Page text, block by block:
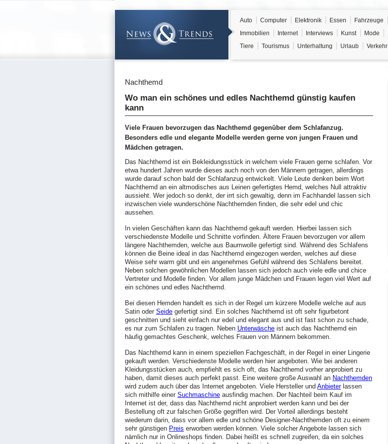
Auto Computer Elektronik Essen Fahrzeuge
Immobilien
Internet Interviews Kunst Mode
Tiere
Tourismus Unterhaltung Urlaub Verkehr
Nachthemd
Wo man ein schönes und edles Nachthemd günstig kaufen
kann
Viele Frauen bevorzugen das Nachthemd gegenüber dem Schlafanzug.
Besonders edle und elegante Modelle werden gerne von jungen Frauen und
Mädchen getragen.
Das Nachthemd ist ein Bekleidungsstück in welchem viele Frauen gerne schlafen. Vor
etwa hundert Jahren wurde dieses auch noch von den Männern getragen, allerdings
wurde darauf schon bald der Schlafanzug entwickelt. Viele Leute denken beim Wort
Nachthemd an ein altmodisches aus Leinen gefertigtes Hemd, welches Null attraktiv
aussieht. Wer jedoch so denkt, der irrt sich gewaltig, denn im Fachhandel lassen sich
inzwischen viele wunderschöne Nachthemden finden, die sehr edel und chic
aussehen.
In vielen Geschäften kann das Nachthemd gekauft werden. Hierbei lassen sich
verschiedenste Modelle und Schnitte vorfinden. Ältere Frauen bevorzugen vor allem
längere Nachthemden, welche aus Baumwolle gefertigt sind. Während des Schlafens
können die Beine ideal in das Nachthemd eingezogen werden, welches auf diese
Weise sehr warm gibt und ein angenehmes Gefühl während des Schlafens bereitet.
Neben solchen gewöhnlichen Modellen lassen sich jedoch auch viele edle und chice
Vertreter und Modelle finden. Vor allem junge Mädchen und Frauen legen viel Wert auf
ein schönes und edles Nachthemd.
Bei diesen Hemden handelt es sich in der Regel um kürzere Modelle welche auf aus
Satin oder Seide gefertigt sind. Ein solches Nachthemd ist oft sehr figurbetont
geschnitten und sieht einfach nur edel und elegant aus und ist fast schon zu schade,
es nur zum Schlafen zu tragen. Neben Unterwäsche ist auch das Nachthemd ein
häufig gemachtes Geschenk, welches Frauen von Männern bekommen.
Das Nachthemd kann in einem speziellen Fachgeschäft, in der Regel in einer Lingerie
gekauft werden. Verschiedenste Modelle werden hier angeboten. Wie bei anderen
Kleidungsstücken auch, empfiehlt es sich oft, das Nachthemd vorher anprobiert zu
haben, damit dieses auch perfekt passt. Eine weitere große Auswahl an Nachthemden
wird zudem auch über das Internet angeboten. Viele Hersteller und Anbieterlassen
sich mithilfe einer Suchmaschine ausfindig machen. Der Nachteil beim Kauf im
Internet ist der, dass das Nachthemd nicht anprobiert werden kann und bei der
Bestellung oft zur falschen Größe gegriffen wird. Der Vorteil allerdings besteht
wiederum darin, dass vor allem edle und schöne Designer-Nachthemden oft zu einem
sehr günstigen Preis erworben werden können. Viele solcher Angebote lassen sich
nämlich nur in Onlineshops finden. Dabei heißt es schnell zugreifen, da ein solches